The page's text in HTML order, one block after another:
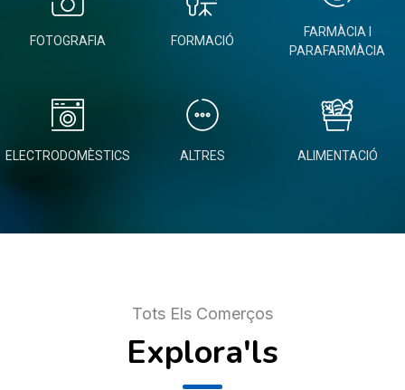
FOTOGRAFIA FORMACIÓ
FARMÀCIA I
PARAFARMÀCIA
ELECTRODOMÈSTICS ALTRES ALIMENTACIÓ
Tots Els Comerços
Explora'ls